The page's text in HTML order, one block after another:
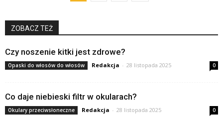
ZOBACZ TEŻ
Czy noszenie kitki jest zdrowe?
Opaski do włosów do włosów Redakcja - 28 listopada 2025 0
Co daje niebieski filtr w okularach?
Okulary przeciwsłoneczne Redakcja - 28 listopada 2025 0